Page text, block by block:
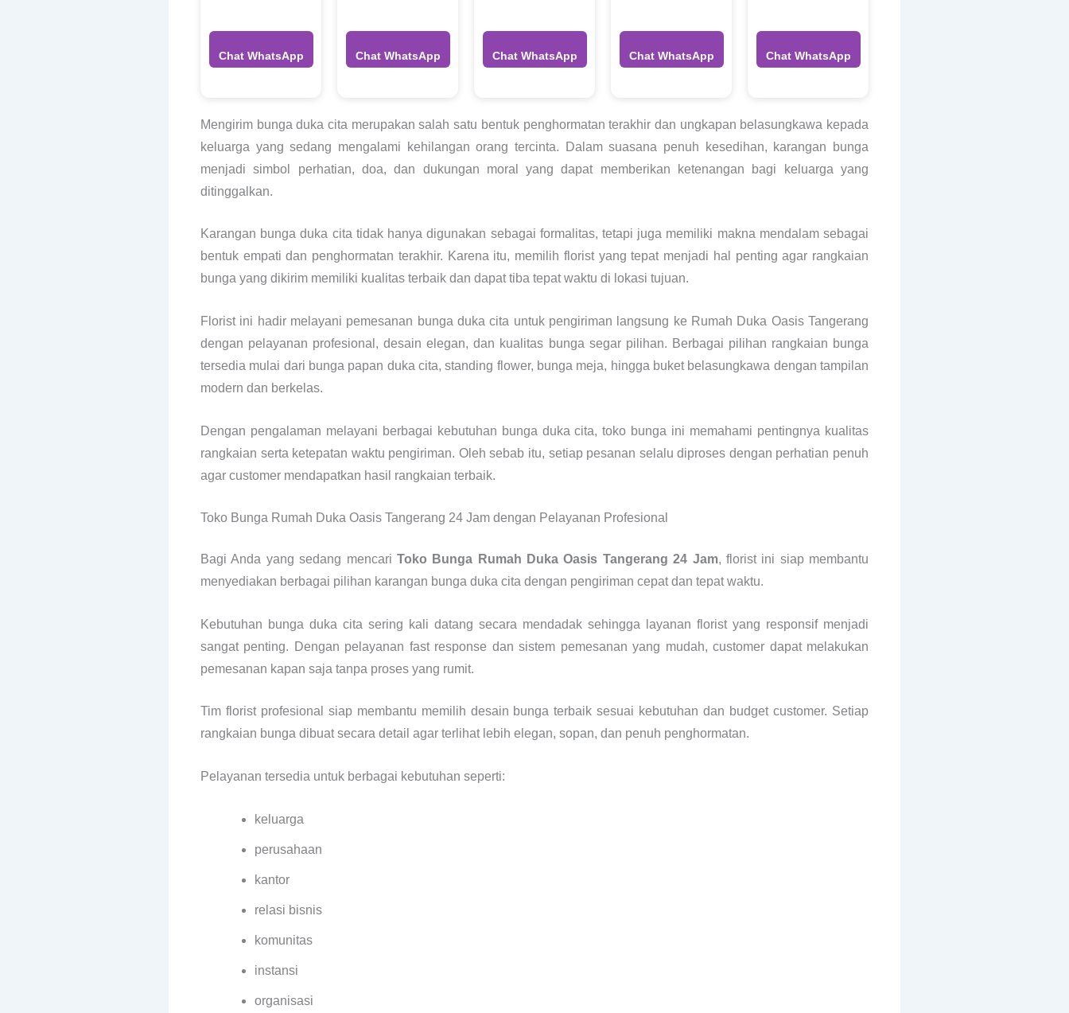
Chat WhatsApp Chat WhatsApp Chat WhatsApp Chat WhatsApp Chat WhatsApp
Mengirim bunga duka cita merupakan salah satu bentuk penghormatan terakhir dan ungkapan belasungkawa kepada
keluarga yang sedang mengalami kehilangan orang tercinta. Dalam suasana penuh kesedihan, karangan bunga
menjadi simbol perhatian, doa, dan dukungan moral yang dapat memberikan ketenangan bagi keluarga yang
ditinggalkan.
Karangan bunga duka cita tidak hanya digunakan sebagai formalitas, tetapi juga memiliki makna mendalam sebagai
bentuk empati dan penghormatan terakhir. Karena itu, memilih florist yang tepat menjadi hal penting agar rangkaian
bunga yang dikirim memiliki kualitas terbaik dan dapat tiba tepat waktu di lokasi tujuan.
Florist ini hadir melayani pemesanan bunga duka cita untuk pengiriman langsung ke Rumah Duka Oasis Tangerang
dengan pelayanan profesional, desain elegan, dan kualitas bunga segar pilihan. Berbagai pilihan rangkaian bunga
tersedia mulai dari bunga papan duka cita, standing flower, bunga meja, hingga buket belasungkawa dengan tampilan
modern dan berkelas.
Dengan pengalaman melayani berbagai kebutuhan bunga duka cita, toko bunga ini memahami pentingnya kualitas
rangkaian serta ketepatan waktu pengiriman. Oleh sebab itu, setiap pesanan selalu diproses dengan perhatian penuh
agar customer mendapatkan hasil rangkaian terbaik.
Toko Bunga Rumah Duka Oasis Tangerang 24 Jam dengan Pelayanan Profesional
Bagi Anda yang sedang mencari Toko Bunga Rumah Duka Oasis Tangerang 24 Jam, florist ini siap membantu
menyediakan berbagai pilihan karangan bunga duka cita dengan pengiriman cepat dan tepat waktu.
Kebutuhan bunga duka cita sering kali datang secara mendadak sehingga layanan florist yang responsif menjadi
sangat penting. Dengan pelayanan fast response dan sistem pemesanan yang mudah, customer dapat melakukan
pemesanan kapan saja tanpa proses yang rumit.
Tim florist profesional siap membantu memilih desain bunga terbaik sesuai kebutuhan dan budget customer. Setiap
rangkaian bunga dibuat secara detail agar terlihat lebih elegan, sopan, dan penuh penghormatan.
Pelayanan tersedia untuk berbagai kebutuhan seperti:
keluarga
perusahaan
kantor
relasi bisnis
komunitas
instansi
organisasi